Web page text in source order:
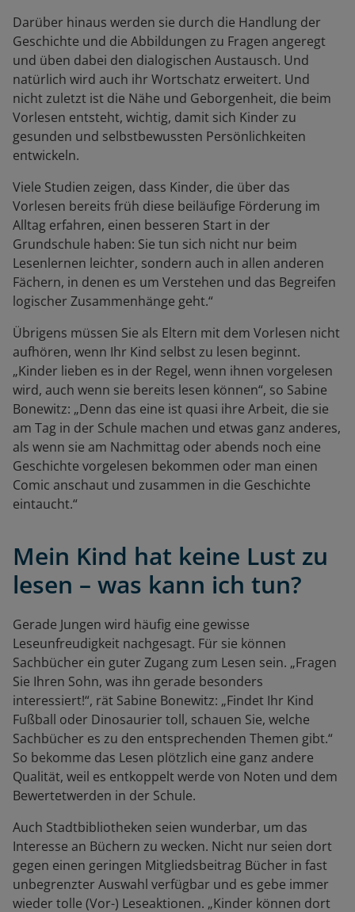
Darüber hinaus werden sie durch die Handlung der
Geschichte und die Abbildungen zu Fragen angeregt
und üben dabei den dialogischen Austausch. Und
natürlich wird auch ihr Wortschatz erweitert. Und
nicht zuletzt ist die Nähe und Geborgenheit, die beim
Vorlesen entsteht, wichtig, damit sich Kinder zu
gesunden und selbstbewussten Persönlichkeiten
entwickeln.
Viele Studien zeigen, dass Kinder, die über das
Vorlesen bereits früh diese beiläufige Förderung im
Alltag erfahren, einen besseren Start in der
Grundschule haben: Sie tun sich nicht nur beim
Lesenlernen leichter, sondern auch in allen anderen
Fächern, in denen es um Verstehen und das Begreifen
logischer Zusammenhänge geht.“
Übrigens müssen Sie als Eltern mit dem Vorlesen nicht
aufhören, wenn Ihr Kind selbst zu lesen beginnt.
„Kinder lieben es in der Regel, wenn ihnen vorgelesen
wird, auch wenn sie bereits lesen können“, so Sabine
Bonewitz: „Denn das eine ist quasi ihre Arbeit, die sie
am Tag in der Schule machen und etwas ganz anderes,
als wenn sie am Nachmittag oder abends noch eine
Geschichte vorgelesen bekommen oder man einen
Comic anschaut und zusammen in die Geschichte
eintaucht.“
Mein Kind hat keine Lust zu
lesen – was kann ich tun?
Gerade Jungen wird häufig eine gewisse
Leseunfreudigkeit nachgesagt. Für sie können
Sachbücher ein guter Zugang zum Lesen sein. „Fragen
Sie Ihren Sohn, was ihn gerade besonders
interessiert!“, rät Sabine Bonewitz: „Findet Ihr Kind
Fußball oder Dinosaurier toll, schauen Sie, welche
Sachbücher es zu den entsprechenden Themen gibt.“
So bekomme das Lesen plötzlich eine ganz andere
Qualität, weil es entkoppelt werde von Noten und dem
Bewertetwerden in der Schule.
Auch Stadtbibliotheken seien wunderbar, um das
Interesse an Büchern zu wecken. Nicht nur seien dort
gegen einen geringen Mitgliedsbeitrag Bücher in fast
unbegrenzter Auswahl verfügbar und es gebe immer
wieder tolle (Vor-) Leseaktionen. „Kinder können dort